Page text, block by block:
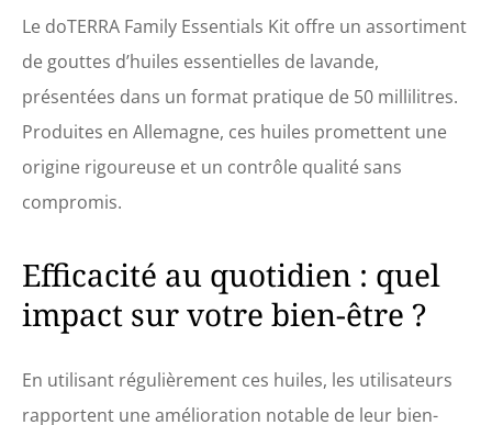
Le doTERRA Family Essentials Kit offre un assortiment
de gouttes d’huiles essentielles de lavande,
présentées dans un format pratique de 50 millilitres.
Produites en Allemagne, ces huiles promettent une
origine rigoureuse et un contrôle qualité sans
compromis.
Efficacité au quotidien : quel
impact sur votre bien-être ?
En utilisant régulièrement ces huiles, les utilisateurs
rapportent une amélioration notable de leur bien-